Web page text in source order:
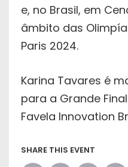
e, no Brasil, em
âmbito das
Paris 2024.
Karina Tavares é
para a Grande
Favela Innovation
SHARE THIS EVENT